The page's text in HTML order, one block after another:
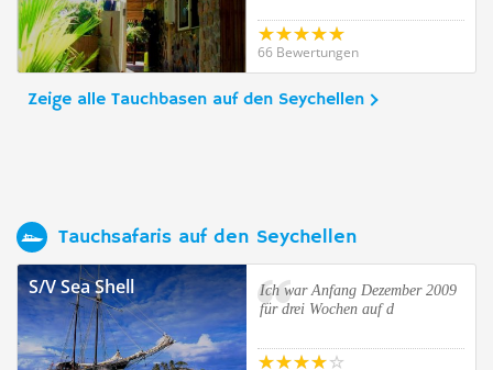
66 Bewertungen
Zeige alle Tauchbasen auf den Seychellen
Tauchsafaris auf den Seychellen
S/V Sea Shell
Ich war Anfang Dezember 2009
für drei Wochen auf d